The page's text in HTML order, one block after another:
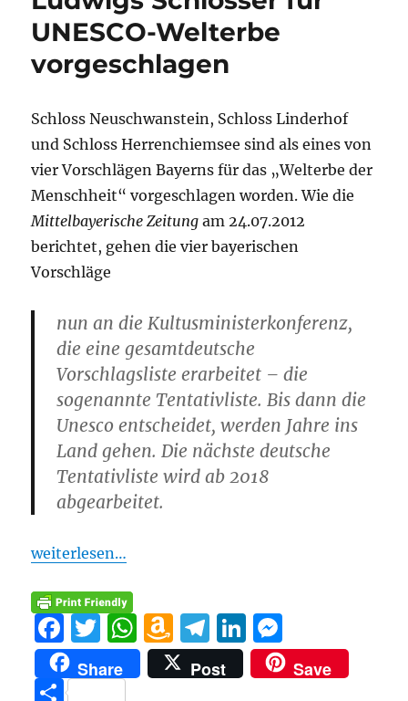
Li
st
UNESCO-Welterbe
vorgeschlagen
Schloss Neuschwanstein, Schloss Linderhof
und Schloss Herrenchiemsee sind als eines von
vier Vorschlägen Bayerns für das „Welterbe der
Menschheit“ vorgeschlagen worden. Wie die
Mittelbayerische Zeitung am 24.07.2012
berichtet, gehen die vier bayerischen
Vorschläge
nun an die Kultusministerkonferenz,
die eine gesamtdeutsche
Vorschlagsliste erarbeitet – die
sogenannte Tentativliste. Bis dann die
Unesco entscheidet, werden Jahre ins
Land gehen. Die nächste deutsche
Tentativliste wird ab 2018
abgearbeitet.
weiterlesen…
F
a
c
T
w
it
W
h
at
A
m
a
T
el
e
Li
n
k
e
ss
Share Post Save
T